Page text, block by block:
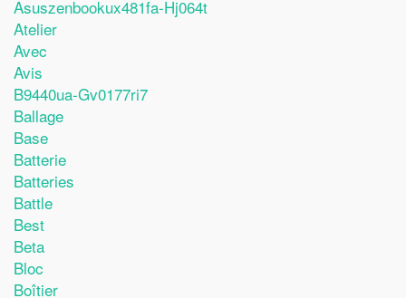
Asuszenbookux481fa-Hj064t
Atelier
Avec
Avis
B9440ua-Gv0177ri7
Ballage
Base
Batterie
Batteries
Battle
Best
Beta
Bloc
Boîtier